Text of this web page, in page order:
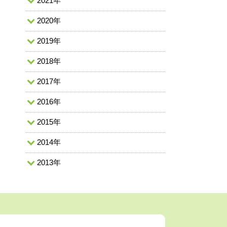
2020年
2019年
2018年
2017年
2016年
2015年
2014年
2013年